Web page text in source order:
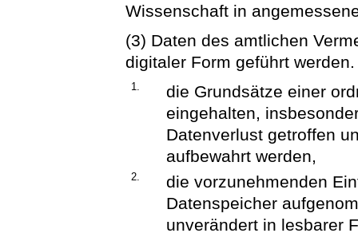
Wissenschaft in
(3) Daten des amtlichen
digitaler Form geführt
1.
die Grundsätze einer
eingehalten,
Datenverlust getroffen
aufbewahrt werden,
2.
die vorzunehmenden
Datenspeicher
unverändert in lesbarer